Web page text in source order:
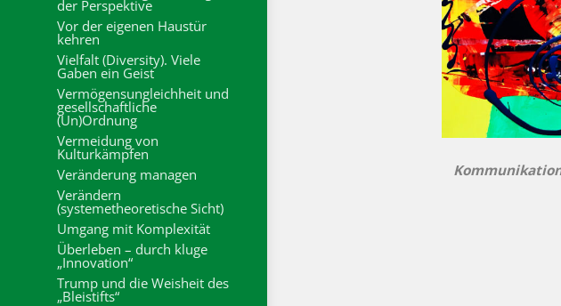
der Perspektive
Vor der eigenen Haustür
kehren
Vielfalt (Diversity). Viele
Gaben ein Geist
Vermögensungleichheit und
gesellschaftliche
(Un)Ordnung
Vermeidung von
Kulturkämpfen
Veränderung managen
Verändern
(systemetheoretische Sicht)
Umgang mit Komplexität
Überleben – durch kluge
„Innovation“
Trump und die Weisheit des
„Bleistifts“